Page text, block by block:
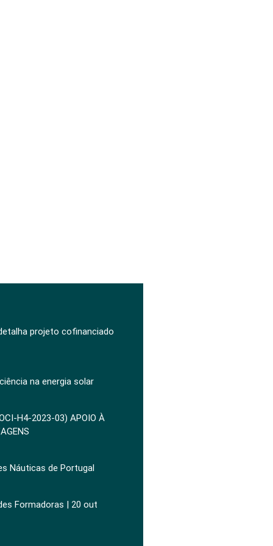
projeto cofinanciado
na energia solar
H4-2023-03) APOIO À
Náuticas de Portugal
Formadoras | 20 out